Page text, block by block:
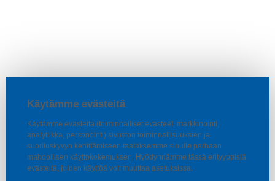
Käytämme evästeitä
Käytämme evästeitä (toiminnalliset evästeet, markkinointi,
analytiikka, personointi) sivuston toiminnallisuuksien ja
suorituskyvyn kehittämiseen taataksemme sinulle parhaan
mahdollisen käyttökokemuksen. Hyödynnämme tässä erityyppisiä
evästeitä, joiden käyttöä voit muuttaa asetuksissa.